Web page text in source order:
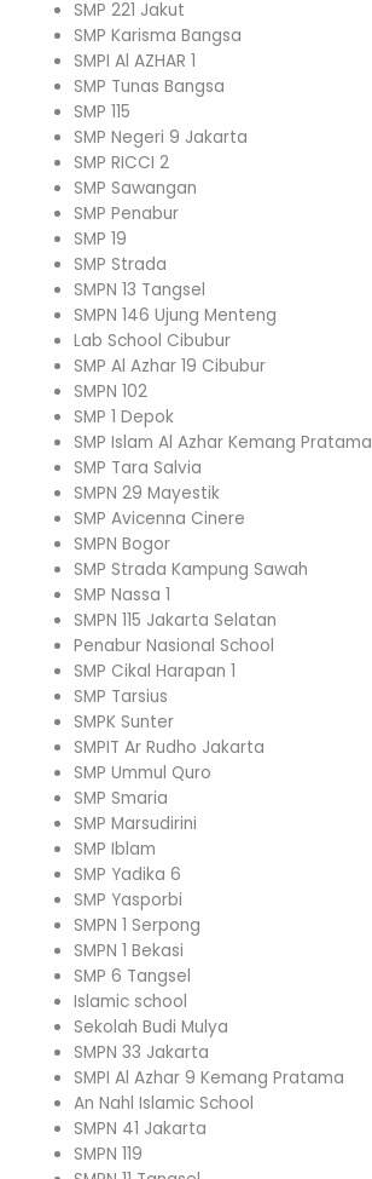
SMP 221 Jakut
SMP Karisma Bangsa
SMPI Al AZHAR 1
SMP Tunas Bangsa
SMP 115
SMP Negeri 9 Jakarta
SMP RICCI 2
SMP Sawangan
SMP Penabur
SMP 19
SMP Strada
SMPN 13 Tangsel
SMPN 146 Ujung Menteng
Lab School Cibubur
SMP Al Azhar 19 Cibubur
SMPN 102
SMP 1 Depok
SMP Islam Al Azhar Kemang Pratama
SMP Tara Salvia
SMPN 29 Mayestik
SMP Avicenna Cinere
SMPN Bogor
SMP Strada Kampung Sawah
SMP Nassa 1
SMPN 115 Jakarta Selatan
Penabur Nasional School
SMP Cikal Harapan 1
SMP Tarsius
SMPK Sunter
SMPIT Ar Rudho Jakarta
SMP Ummul Quro
SMP Smaria
SMP Marsudirini
SMP Iblam
SMP Yadika 6
SMP Yasporbi
SMPN 1 Serpong
SMPN 1 Bekasi
SMP 6 Tangsel
Islamic school
Sekolah Budi Mulya
SMPN 33 Jakarta
SMPI Al Azhar 9 Kemang Pratama
An Nahl Islamic School
SMPN 41 Jakarta
SMPN 119